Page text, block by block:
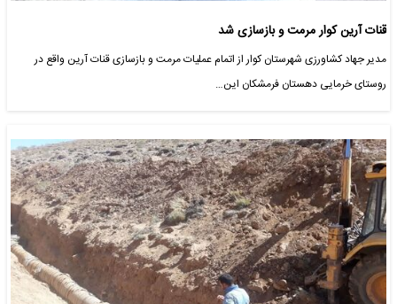
قنات آرین کوار مرمت و بازسازی شد
مدیر جهاد کشاورزی شهرستان کوار از اتمام عملیات مرمت و بازسازی قنات آرین واقع در
روستای خرمایی دهستان فرمشکان این…